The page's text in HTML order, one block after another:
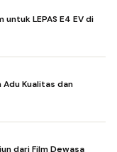
untuk LEPAS E4 EV di
Adu Kualitas dan
dari Film Dewasa